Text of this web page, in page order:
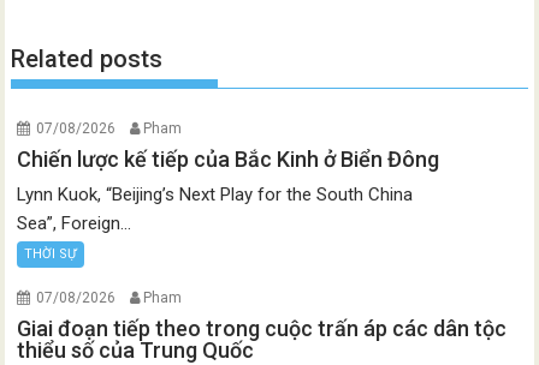
Related posts
07/08/2026 Pham
Chiến lược kế tiếp của Bắc Kinh ở Biển Đông
Lynn Kuok, “Beijing’s Next Play for the South China
Sea”, Foreign...
THỜI SỰ
07/08/2026 Pham
Giai đoạn tiếp theo trong cuộc trấn áp các dân tộc
thiểu số của Trung Quốc